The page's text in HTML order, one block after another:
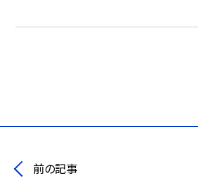
前の記事